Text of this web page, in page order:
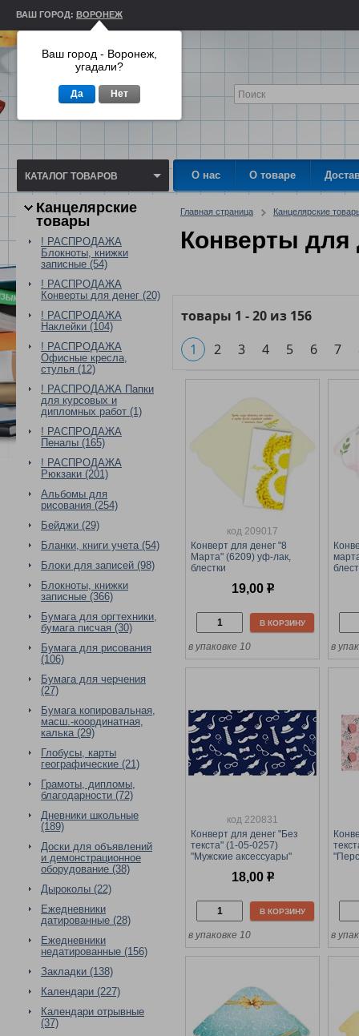
ВАШ ГОРОД: ВОРОНЕЖ
КАТАЛОГ ТОВАРОВ О нас О товаре
Канцелярские
товары
! РАСПРОДАЖА
Блокноты, книжки
записные (54)
! РАСПРОДАЖА
Конверты для денег (20)
! РАСПРОДАЖА
Наклейки (104)
! РАСПРОДАЖА
Офисные кресла,
стулья (12)
! РАСПРОДАЖА Папки
для курсовых и
дипломных работ (1)
! РАСПРОДАЖА
Пеналы (165)
! РАСПРОДАЖА
Рюкзаки (201)
Альбомы для
рисования (254)
Бейджи (29)
Бланки, книги учета (54)
Блоки для записей (98)
Блокноты, книжки
записные (366)
Бумага для оргтехники,
бумага писчая (30)
Бумага для рисования
(106)
Бумага для черчения
(27)
Бумага копировальная,
масш.-координатная,
калька (29)
Глобусы, карты
географические (21)
Грамоты, дипломы,
благодарности (72)
Дневники школьные
(189)
Доски для объявлений
и демонстрационное
оборудование (38)
Дыроколы (22)
Ежедневники
датированные (28)
Ежедневники
недатированные (156)
Закладки (138)
Календари (227)
Календари отрывные
(37)
Главная страница Канцелярские
Конверты для
товары 1 -20 из 156
1
2 3 4 5 6 7
код 209017
Конверт для денег "8
Марта" (6209) уф-лак,
блестки
19,00 р
В КОРЗИНУ
в упаковке 10 в
код 220831
Конверт для денег "Без
текста" (1-05-0257)
"Мужские аксессуары"
18,00 р
В КОРЗИНУ
в упаковке 10 в
Ваш город - Воронеж,
угадали?
Да Нет